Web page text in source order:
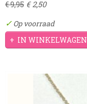
€ 9,95 € 2,50
✓ Op voorraad
IN WINKELWAGEN